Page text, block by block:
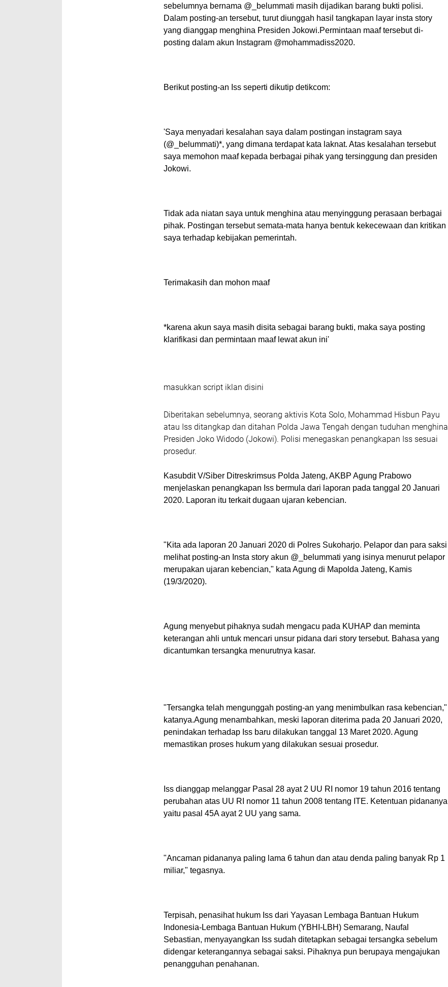
sebelumnya bernama @_belummati masih dijadikan barang bukti polisi.
Dalam posting-an tersebut, turut diunggah hasil tangkapan layar insta story
yang dianggap menghina Presiden Jokowi.Permintaan maaf tersebut di-
posting dalam akun Instagram @mohammadiss2020.
Berikut posting-an Iss seperti dikutip detikcom:
'Saya menyadari kesalahan saya dalam postingan instagram saya
(@_belummati)*, yang dimana terdapat kata laknat. Atas kesalahan tersebut
saya memohon maaf kepada berbagai pihak yang tersinggung dan presiden
Jokowi.
Tidak ada niatan saya untuk menghina atau menyinggung perasaan berbagai
pihak. Postingan tersebut semata-mata hanya bentuk kekecewaan dan kritikan
saya terhadap kebijakan pemerintah.
Terimakasih dan mohon maaf
*karena akun saya masih disita sebagai barang bukti, maka saya posting
klarifikasi dan permintaan maaf lewat akun ini'
masukkan script iklan disini
Diberitakan sebelumnya, seorang aktivis Kota Solo, Mohammad Hisbun Payu
atau Iss ditangkap dan ditahan Polda Jawa Tengah dengan tuduhan menghina
Presiden Joko Widodo (Jokowi). Polisi menegaskan penangkapan Iss sesuai
prosedur.
Kasubdit V/Siber Ditreskrimsus Polda Jateng, AKBP Agung Prabowo
menjelaskan penangkapan Iss bermula dari laporan pada tanggal 20 Januari
2020. Laporan itu terkait dugaan ujaran kebencian.
"Kita ada laporan 20 Januari 2020 di Polres Sukoharjo. Pelapor dan para saksi
melihat posting-an Insta story akun @_belummati yang isinya menurut pelapor
merupakan ujaran kebencian," kata Agung di Mapolda Jateng, Kamis
(19/3/2020).
Agung menyebut pihaknya sudah mengacu pada KUHAP dan meminta
keterangan ahli untuk mencari unsur pidana dari story tersebut. Bahasa yang
dicantumkan tersangka menurutnya kasar.
"Tersangka telah mengunggah posting-an yang menimbulkan rasa kebencian,"
katanya.Agung menambahkan, meski laporan diterima pada 20 Januari 2020,
penindakan terhadap Iss baru dilakukan tanggal 13 Maret 2020. Agung
memastikan proses hukum yang dilakukan sesuai prosedur.
Iss dianggap melanggar Pasal 28 ayat 2 UU RI nomor 19 tahun 2016 tentang
perubahan atas UU RI nomor 11 tahun 2008 tentang ITE. Ketentuan pidananya
yaitu pasal 45A ayat 2 UU yang sama.
"Ancaman pidananya paling lama 6 tahun dan atau denda paling banyak Rp 1
miliar," tegasnya.
Terpisah, penasihat hukum Iss dari Yayasan Lembaga Bantuan Hukum
Indonesia-Lembaga Bantuan Hukum (YBHI-LBH) Semarang, Naufal
Sebastian, menyayangkan Iss sudah ditetapkan sebagai tersangka sebelum
didengar keterangannya sebagai saksi. Pihaknya pun berupaya mengajukan
penangguhan penahanan.